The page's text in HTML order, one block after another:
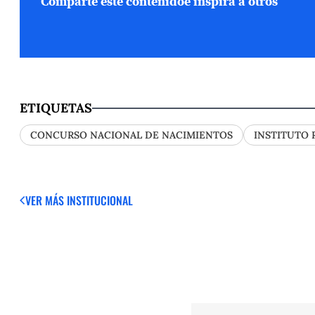
ETIQUETAS
CONCURSO NACIONAL DE NACIMIENTOS INSTITUTO
VER MÁS INSTITUCIONAL